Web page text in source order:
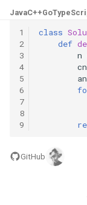
40. 最小的 k 个数
41. 数据流中的中
42. 连续子数组
43. 1 ～ n 整数中
44. 数字序列中某
45. 把数组排成
38. 每日温度
39. 直方图最大矩
40. 矩阵中最大的
41. 滑动窗口的平
42. 最近请求次数
8.2. 迷路的机器人
8.3. 魔术索引
8.4. 幂集
8.5. 递归乘法
8.6. 汉诺塔问题
JavaC++Go
1
2
3
4
5
6
7
8
9
class
def
n
GitHub